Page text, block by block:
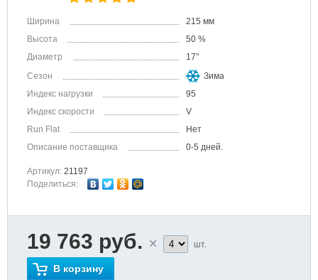
Ширина
215 мм
Высота
50 %
Диаметр
17″
Сезон
Зима
Индекс нагрузки
95
Индекс скорости
V
Run Flat
Нет
Описание поставщика
0-5 дней.
Артикул: 21197
Поделиться:
19 763 руб. шт.
В корзину